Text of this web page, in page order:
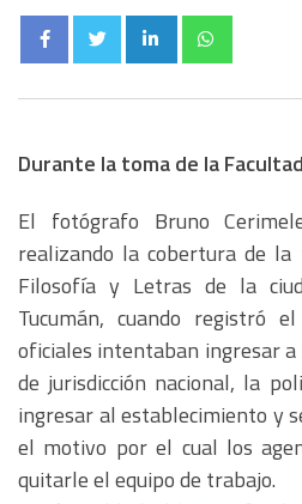
Durante la toma de la
El fotógrafo Bruno
realizando la cobertura de
Filosofía y Letras de la
Tucumán, cuando registró
oficiales intentaban ingresar
de jurisdicción nacional, la
ingresar al establecimiento y
el motivo por el cual los
quitarle el equipo de trabajo.